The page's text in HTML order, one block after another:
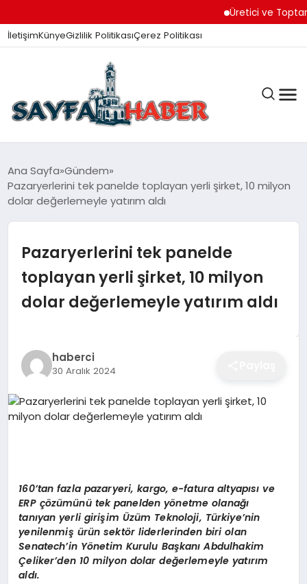
Üretici ve Toptancılar
İletişimKünyeGizlilik PolitikasıÇerez Politikası
ANA SAYFA
GÜNDEM
İZMIR HABERLERI
EKONOMI
SAĞLIK
YAŞAM
DIĞER
Ana Sayfa Gündem
Pazaryerlerini tek panelde toplayan yerli şirket, 10 milyon
dolar değerlemeyle yatırım aldı
Pazaryerlerini tek panelde
toplayan yerli şirket, 10 milyon
dolar değerlemeyle yatırım aldı
haberci
30 Aralık 2024
160’tan fazla pazaryeri, kargo, e-fatura altyapısıve
ERP çözümünü tek panelden yönetme olanağı
tanıyan yerli girişim Üzüm Teknoloji, Türkiye’nin
yenilenmiş ürün sektör liderlerinden biri olan
Senatech’in Yönetim Kurulu Başkanı Abdulhakim
Çeliker’den 10 milyon dolar değerlemeyle yatırım
aldı.